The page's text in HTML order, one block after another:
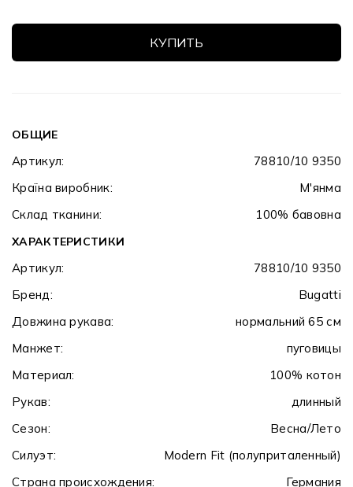
КУПИТЬ
ОБЩИЕ
Артикул:
78810/10 9350
Країна виробник:
М'янма
Склад тканини:
100% бавовна
ХАРАКТЕРИСТИКИ
Артикул:
78810/10 9350
Бренд:
Bugatti
Довжина рукава:
нормальний 65 см
Манжет:
пуговицы
Материал:
100% котон
Рукав:
длинный
Сезон:
Весна/Лето
Силуэт:
Modern Fit (полуприталенный)
Страна происхождения:
Германия